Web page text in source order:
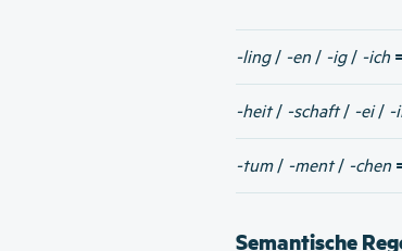
-ling/ -en/ -ig/ -ich
-heit/ -schaft/ -ei/ -
-tum/ -ment/ -chen
Semantische